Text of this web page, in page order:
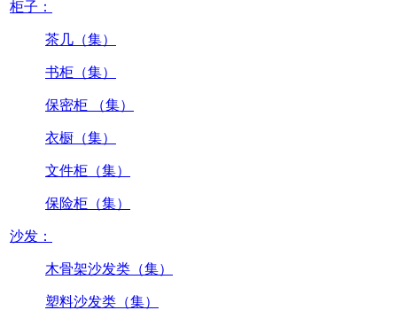
柜子：
茶几（集）
书柜（集）
保密柜 （集）
衣橱（集）
文件柜（集）
保险柜（集）
沙发：
木骨架沙发类（集）
塑料沙发类（集）